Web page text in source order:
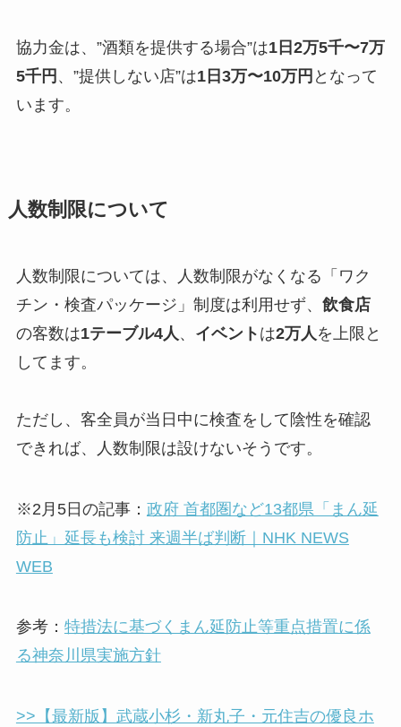
協力金は、”酒類を提供する場合”は1日2万5千〜7万
5千円 、”提供しない店”は1日3万〜10万円 となって
います。
人数制限について
人数制限については、人数制限がなくなる「ワク
チン・検査パッケージ」制度は利用せず、 飲食店
の客数は1テーブル4人 、 イベント は2万人 を上限と
してます。
ただし、客全員が当日中に検査をして陰性を確認
できれば、人数制限は設けないそうです。
※2月5日の記事： 政府 首都圏など13都県「まん延
防止」延長も検討 来週半ば判断｜NHK NEWS
WEB
参考： 特措法に基づくまん延防止等重点措置に係
る神奈川県実施方針
>>【最新版】武蔵小杉・新丸子・元住吉の優良ホ